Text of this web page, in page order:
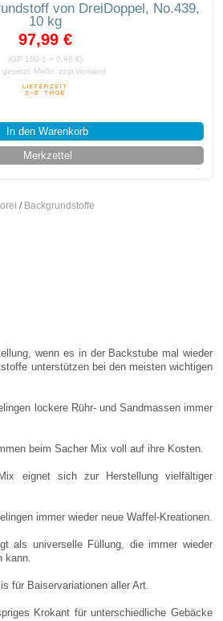
von DreiDoppel, No.439,
10 kg
97,99 €
(GP 100-1 = 0,98 €)
gesetzl. MwSt.
zzgl.Versand
In den Warenkorb
Merkzettel
/ Backgrundstoffe
wenn es in der Backstube mal wieder
unterstützen bei den meisten wichtigen
lockere Rühr- und Sandmassen immer
beim Sacher Mix voll auf ihre Kosten.
eignet sich zur Herstellung vielfältiger
immer wieder neue Waffel-Kreationen.
als universelle Füllung, die immer wieder
kann.
für Baiservariationen aller Art.
Krokant für unterschiedliche Gebäcke